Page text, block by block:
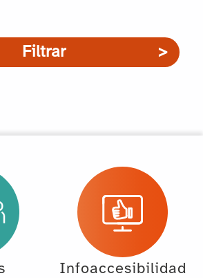
Filtrar
Infoaccesibilidad